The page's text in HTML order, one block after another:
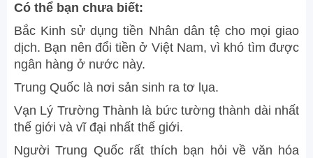
Có thể bạn chưa biết:
Bắc Kinh sử dụng tiền Nhân dân tệ cho mọi giao
dịch. Bạn nên đổi tiền ở Việt Nam, vì khó tìm được
ngân hàng ở nước này.
Trung Quốc là nơi sản sinh ra tơ lụa.
Vạn Lý Trường Thành là bức tường thành dài nhất
thế giới và vĩ đại nhất thế giới.
Người Trung Quốc rất thích bạn hỏi về văn hóa